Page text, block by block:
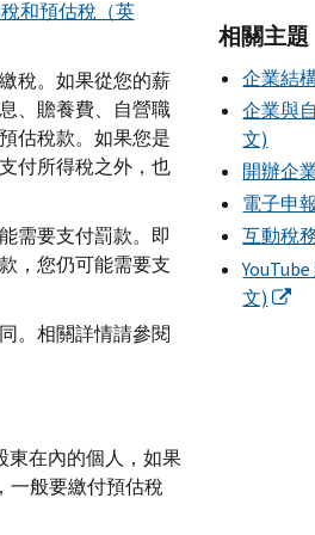
和預估稅（英
稅。如果從您的薪
、贍養費、自營職
估稅款。如果您是
付所得稅之外，也
需要支付罰款。即
，您仍可能需要支
。相關詳情請參閱
東在內的個人，如果
一般要繳付預估稅
相關主題
企業結
企業與
文)
開辦企
電子申
互動稅
文)